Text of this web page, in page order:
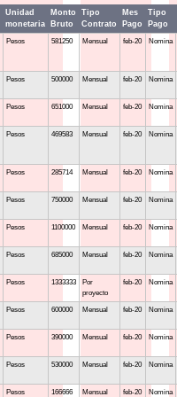
Unidad
monetaria
Monto
Bruto
Tipo
Contrato
Mes
Pago
Tipo
Pago
Pesos 581250 Mensual feb-20 Nomina
Pesos 500000 Mensual feb-20 Nomina
Pesos 651000 Mensual feb-20 Nomina
Pesos 469583 Mensual feb-20 Nomina
Pesos 285714 Mensual feb-20 Nomina
Pesos 750000 Mensual feb-20 Nomina
Pesos 1100000 Mensual feb-20 Nomina
Pesos 685000 Mensual feb-20 Nomina
Pesos 1333333
Por
proyecto
feb-20 Nomina
Pesos 600000 Mensual feb-20 Nomina
Pesos 390000 Mensual feb-20 Nomina
Pesos 530000 Mensual feb-20 Nomina
Pesos 166666 Mensual feb-20 Nomina